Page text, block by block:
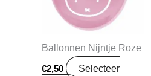
Ballonnen Nijntje Roze
€2,50
Selecteer